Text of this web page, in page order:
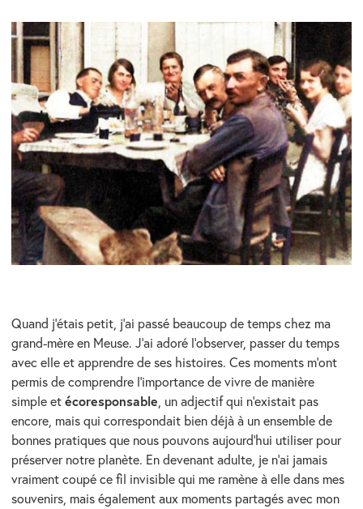
Quand j’étais petit, j’ai passé beaucoup de temps chez ma
grand-mère en Meuse. J’ai adoré l’observer, passer du temps
avec elle et apprendre de ses histoires. Ces moments m’ont
permis de comprendre l’importance de vivre de manière
simple et écoresponsable, un adjectif qui n’existait pas
encore, mais qui correspondait bien déjà à un ensemble de
bonnes pratiques que nous pouvons aujourd’hui utiliser pour
préserver notre planète. En devenant adulte, je n’ai jamais
vraiment coupé ce fil invisible qui me ramène à elle dans mes
souvenirs, mais également aux moments partagés avec mon